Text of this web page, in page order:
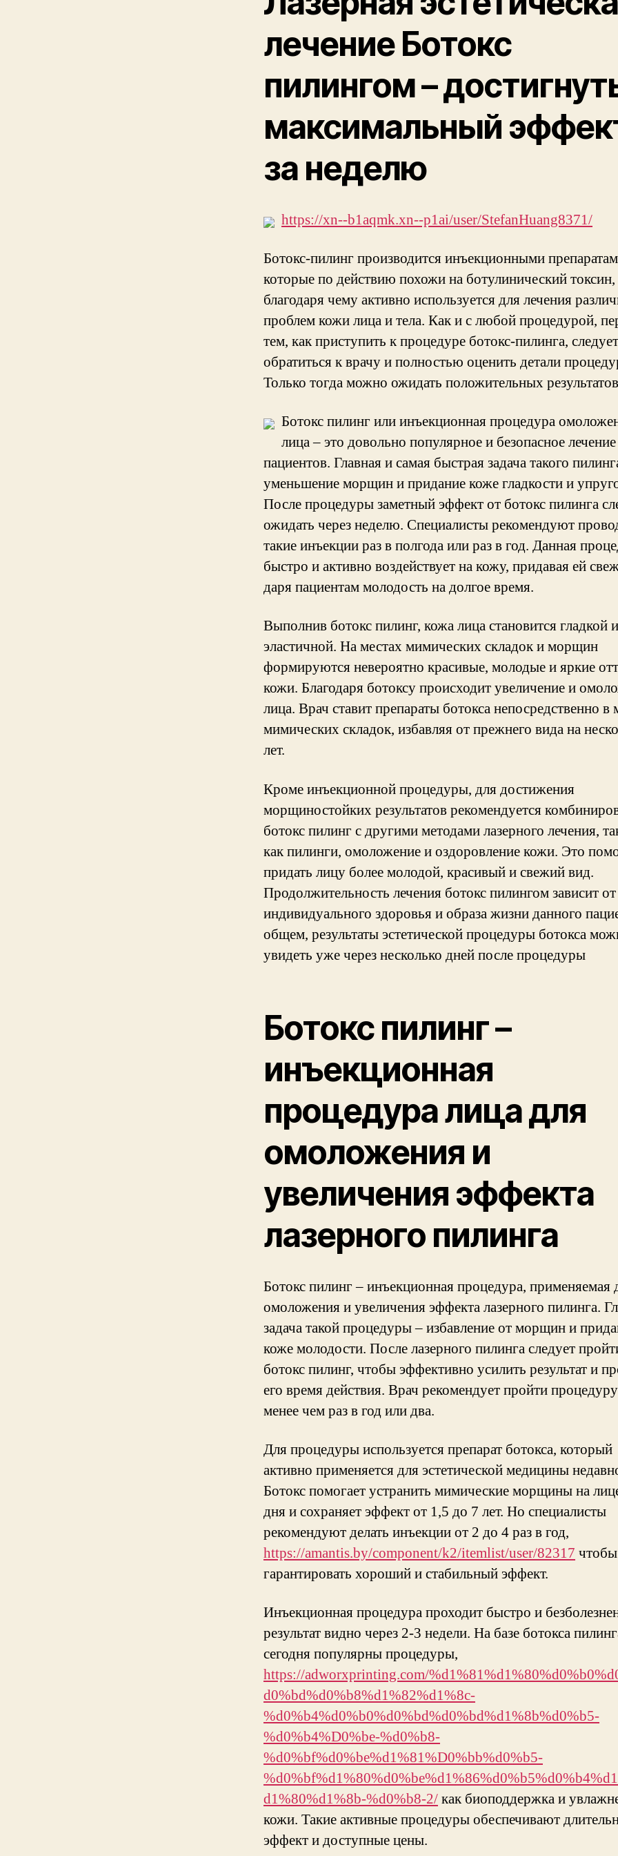
лечение Ботокс
пилингом –
максимальный
за неделю
https://xn--b1aqmk.xn--p1ai/user/StefanHuang8371/
Ботокс-пилинг производится инъекционными
которые по действию похожи на ботулинический токсин,
благодаря чему активно используется для лечения
проблем кожи лица и тела. Как и с любой процедурой,
тем, как приступить к процедуре ботокс-пилинга, следует
обратиться к врачу и полностью оценить детали
Только тогда можно ожидать положительных
Ботокс пилинг или инъекционная процедура
лица – это довольно популярное и безопасное
пациентов. Главная и самая быстрая задача такого
уменьшение морщин и придание коже гладкости и
После процедуры заметный эффект от ботокс пилинга
ожидать через неделю. Специалисты рекомендуют
такие инъекции раз в полгода или раз в год. Данная
быстро и активно воздействует на кожу, придавая ей
даря пациентам молодость на долгое время.
Выполнив ботокс пилинг, кожа лица становится гладкой и
эластичной. На местах мимических складок и морщин
формируются невероятно красивые, молодые и яркие
кожи. Благодаря ботоксу происходит увеличение и
лица. Врач ставит препараты ботокса непосредственно в
мимических складок, избавляя от прежнего вида на
лет.
Кроме инъекционной процедуры, для достижения
морщиностойких результатов рекомендуется
ботокс пилинг с другими методами лазерного лечения,
как пилинги, омоложение и оздоровление кожи. Это
придать лицу более молодой, красивый и свежий вид.
Продолжительность лечения ботокс пилингом зависит от
индивидуального здоровья и образа жизни данного
общем, результаты эстетической процедуры ботокса
увидеть уже через несколько дней после процедуры
Ботокс пилинг –
инъекционная
процедура лица для
омоложения и
увеличения эффекта
лазерного пилинга
Ботокс пилинг – инъекционная процедура, применяемая
омоложения и увеличения эффекта лазерного пилинга.
задача такой процедуры – избавление от морщин и
коже молодости. После лазерного пилинга следует
ботокс пилинг, чтобы эффективно усилить результат и
его время действия. Врач рекомендует пройти
менее чем раз в год или два.
Для процедуры используется препарат ботокса, который
активно применяется для эстетической медицины
Ботокс помогает устранить мимические морщины на
дня и сохраняет эффект от 1,5 до 7 лет. Но специалисты
рекомендуют делать инъекции от 2 до 4 раз в год,
https://amantis.by/component/k2/itemlist/user/82317 чтобы
гарантировать хороший и стабильный эффект.
Инъекционная процедура проходит быстро и
результат видно через 2-3 недели. На базе ботокса
сегодня популярны процедуры,
https://adworxprinting.com/
d0%bd%d0%b8%d1%82%d1%8c-
%d0%b4%d0%b0%d0%bd%d0%bd%d1%8b%d0%b5-
%d0%b4%D0%be-%d0%b8-
%d0%bf%d0%be%d1%81%D0%bb%d0%b5-
d1%80%d1%8b-%d0%b8-2/как биоподдержка и
кожи. Такие активные процедуры обеспечивают
эффект и доступные цены.